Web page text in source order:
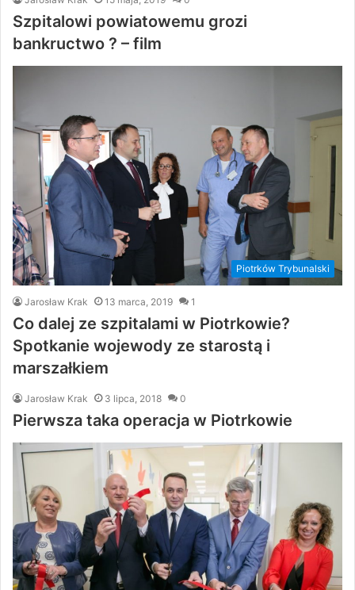
Szpitalowi powiatowemu grozi
bankructwo ? – film
Piotrków Trybunalski
Jarosław Krak 13 marca, 2019 1
Co dalej ze szpitalami w Piotrkowie?
Spotkanie wojewody ze starostą i
marszałkiem
Jarosław Krak 3 lipca, 2018 0
Pierwsza taka operacja w Piotrkowie